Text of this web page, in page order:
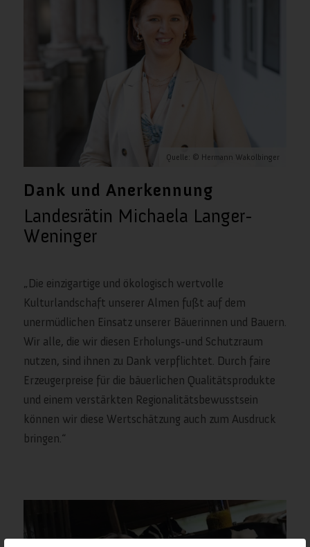
Dank und Anerkennung
Landesrätin Michaela Langer-
Weninger
„Die einzigartige und ökologisch wertvolle
Kulturlandschaft unserer Almen fußt auf dem
unermüdlichen Einsatz unserer Bäuerinnen und Bauern.
Wir alle, die wir diesen Erholungs-und Schutzraum
nutzen, sind ihnen zu Dank verpflichtet. Durch faire
Erzeugerpreise für die bäuerlichen Qualitätsprodukte
und einem verstärkten Regionalitätsbewusstsein
können wir diese Wertschätzung auch zum Ausdruck
bringen.“
Quelle: © Hermann Wakolbinger